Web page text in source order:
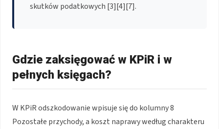
skutków podatkowych [3][4][7].
Gdzie zaksięgować w KPiR i w
pełnych księgach?
W KPiR odszkodowanie wpisuje się do kolumny 8
Pozostałe przychody, a koszt naprawy według charakteru